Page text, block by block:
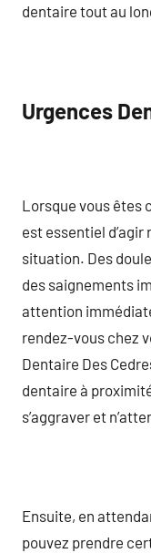
dentaire tout au
Urgences
Lorsque vous êtes
est essentiel d’agir
situation. Des
des saignements
attention
rendez-vous chez
Dentaire Des
dentaire à
s’aggraver et
Ensuite, en
pouvez prendre